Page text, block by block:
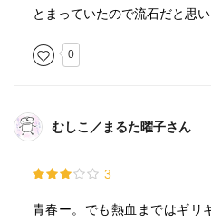
とまっていたので流石だと思い
0
むしこ／まるた曜子さん
3
青春ー。でも熱血まではギリ